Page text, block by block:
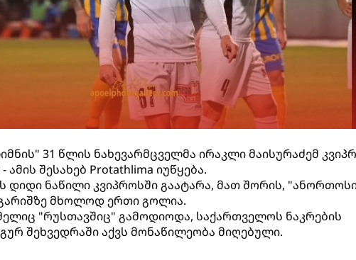
31 წლის ნახევარმცველმა ირაკლი მაისურაძემ
შესახებ Protathlima იუწყება.
დიდი ნაწილი კვიპროსში გაატარა, მათ შორის,
მხოლოდ ერთი გოლია.
"რუსთავშიც" გამოდიოდა, საქართველოს ნაკრების
შეხვედრაში აქვს მონაწილეობა მიღებული.